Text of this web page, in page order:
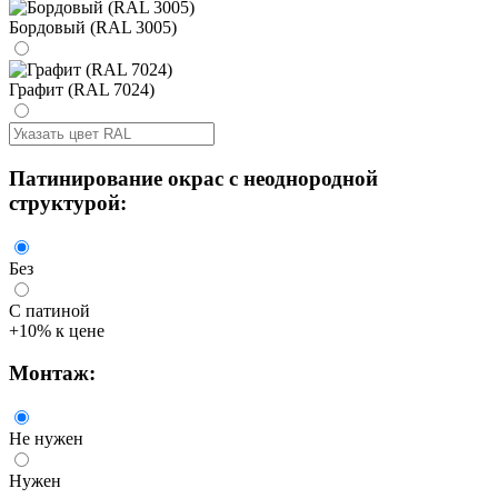
Бордовый (RAL 3005)
Графит (RAL 7024)
Патинирование окрас с неоднородной
структурой:
Без
С патиной
+10% к цене
Монтаж:
Не нужен
Нужен